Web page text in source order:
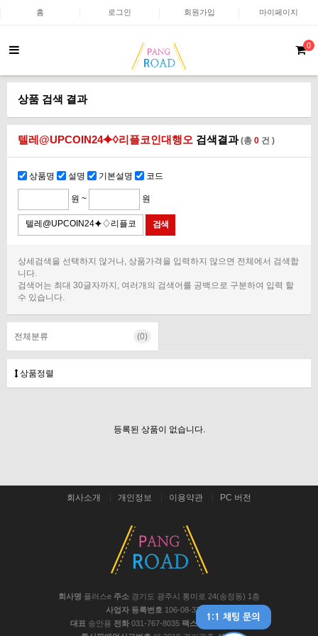
홈 로그인 회원가입 마이페이지
0
상품 검색 결과
텔레@UPCOIN24⯌♢리플코인대행오 검색결과(총 0 건 )
상품명 설명 기본설명 코드
원 ~ 원
상세검색을 선택하지 않거나, 상품가격을 입력하지 않으면 전체에서 검색합
니다.
검색어는 최대 30글자까지, 여러개의 검색어를 공백으로 구분하여 입력 할
수 있습니다.
전체분류 (0)
상품정렬
등록된 상품이 없습니다.
회사소개 개인정보 이용약관 PC 버전
회사명 플러스e 주소 경기도 광주시 통미로 24(송정동) 1층
사업자 등록번호 106-08-37441
대표 송안용 전화 031-767-8035 팩스 031-767-8048